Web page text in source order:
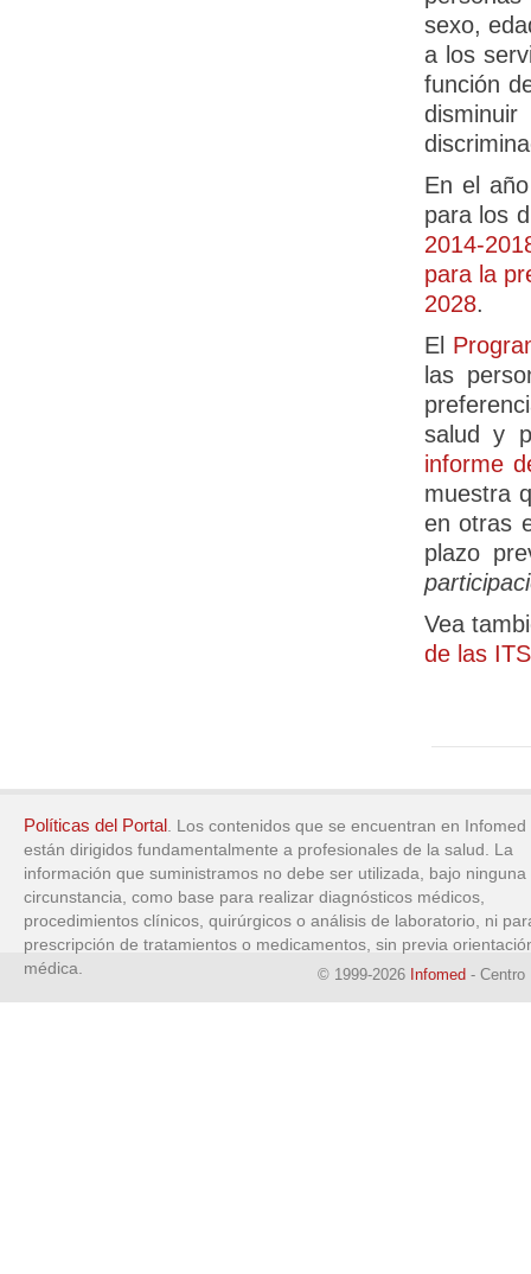
sexo,
a los
función
En el
para los
2014-
para la
2028.
El
las
salud y
informe
muestra
en otras
plazo
Vea
de las
Políticas del Portal. Los contenidos que se encuentran en Infomed
están dirigidos fundamentalmente a profesionales de la salud. La
información que suministramos no debe ser utilizada, bajo ninguna
circunstancia, como base para realizar diagnósticos médicos,
procedimientos clínicos, quirúrgicos o análisis de laboratorio, ni
prescripción de tratamientos o medicamentos, sin previa
médica.
© 1999-2026 Infomed - Centro